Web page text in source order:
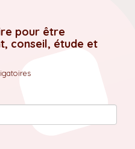
pour être
conseil, étude et